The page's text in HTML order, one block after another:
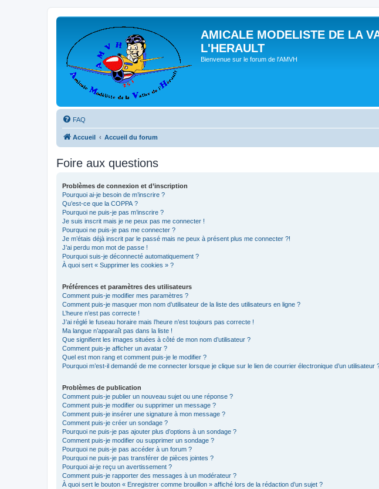
AMICALE MODELISTE DE LA
L'HERAULT
Bienvenue sur le forum de l'AMVH
FAQ
Accueil Accueil du forum
Foire aux questions
Problèmes de connexion et d’inscription
Pourquoi ai-je besoin de m’inscrire ?
Qu’est-ce que la COPPA ?
Pourquoi ne puis-je pas m’inscrire ?
Je suis inscrit mais je ne peux pas me connecter !
Pourquoi ne puis-je pas me connecter ?
Je m’étais déjà inscrit par le passé mais ne peux à présent plus me connecter ?!
J’ai perdu mon mot de passe !
Pourquoi suis-je déconnecté automatiquement ?
À quoi sert « Supprimer les cookies » ?
Préférences et paramètres des utilisateurs
Comment puis-je modifier mes paramètres ?
Comment puis-je masquer mon nom d’utilisateur de la liste des utilisateurs en ligne ?
L’heure n’est pas correcte !
J’ai réglé le fuseau horaire mais l’heure n’est toujours pas correcte !
Ma langue n’apparaît pas dans la liste !
Que signifient les images situées à côté de mon nom d’utilisateur ?
Comment puis-je afficher un avatar ?
Quel est mon rang et comment puis-je le modifier ?
Pourquoi m’est-il demandé de me connecter lorsque je clique sur le lien de courrier électronique d’un utilisateur
Problèmes de publication
Comment puis-je publier un nouveau sujet ou une réponse ?
Comment puis-je modifier ou supprimer un message ?
Comment puis-je insérer une signature à mon message ?
Comment puis-je créer un sondage ?
Pourquoi ne puis-je pas ajouter plus d’options à un sondage ?
Comment puis-je modifier ou supprimer un sondage ?
Pourquoi ne puis-je pas accéder à un forum ?
Pourquoi ne puis-je pas transférer de pièces jointes ?
Pourquoi ai-je reçu un avertissement ?
Comment puis-je rapporter des messages à un modérateur ?
À quoi sert le bouton « Enregistrer comme brouillon » affiché lors de la rédaction d’un sujet ?